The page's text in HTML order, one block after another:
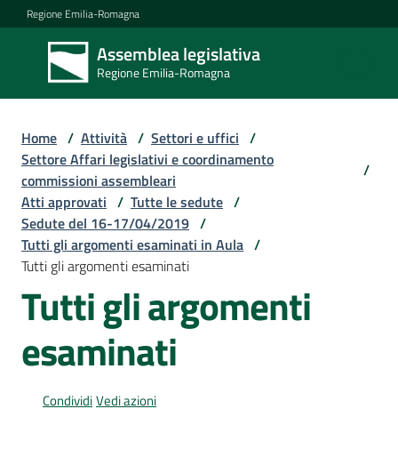
Vai al contenuto
Vai alla navigazione
Vai al footer
Regione Emilia-Romagna
Assemblea legislativa
Regione Emilia-Romagna
Assemblea
legislativa
Regione Emilia-
Assemblea
Attività
Home / Attività / Settori e uffici /
Settore Affari legislativi e coordinamento
commissioni assembleari
/
Atti approvati / Tutte le sedute /
Sedute del 16-17/04/2019 /
Tutti gli argomenti esaminati in Aula /
Tutti gli argomenti esaminati
Tutti gli argomenti
esaminati
CondividiVedi azioni